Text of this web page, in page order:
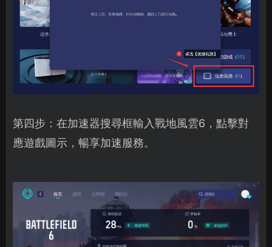
第四步：在加速器搜尋框輸入戰地風雲6，點擊對
應遊戲圖示，暢享加速服務。